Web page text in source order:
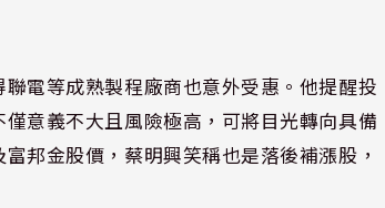
電等成熟製程廠商也意外受惠。他提醒投
意義不大且風險極高，可將目光轉向具備
邦金股價，蔡明興笑稱也是落後補漲股，